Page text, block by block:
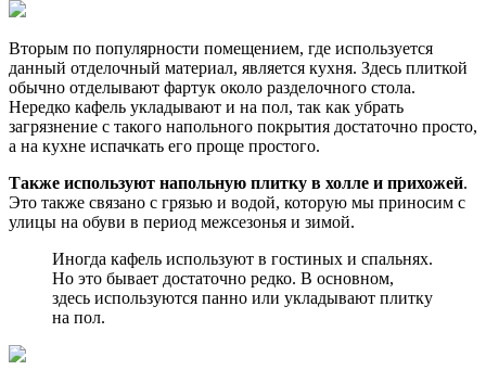
Вторым по популярности помещением, где используется
данный отделочный материал, является кухня. Здесь плиткой
обычно отделывают фартук около разделочного стола.
Нередко кафель укладывают и на пол, так как убрать
загрязнение с такого напольного покрытия достаточно просто,
а на кухне испачкать его проще простого.
Также используют напольную плитку в холле и прихожей.
Это также связано с грязью и водой, которую мы приносим с
улицы на обуви в период межсезонья и зимой.
Иногда кафель используют в гостиных и спальнях.
Но это бывает достаточно редко. В основном,
здесь используются панно или укладывают плитку
на пол.